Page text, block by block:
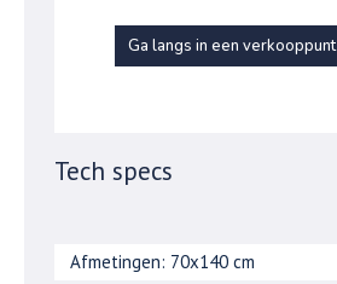
Ga langs in een verkooppunt
Tech specs
Afmetingen: 70x140 cm